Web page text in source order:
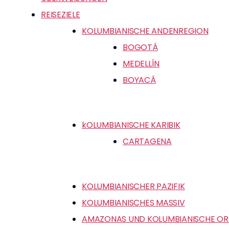
REISEZIELE
KOLUMBIANISCHE ANDENREGION
BOGOTÁ
MEDELLÍN
BOYACÁ
kOLUMBIANISCHE KARIBIK
CARTAGENA
KOLUMBIANISCHER PAZIFIK
KOLUMBIANISCHES MASSIV
AMAZONAS UND KOLUMBIANISCHE